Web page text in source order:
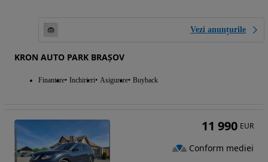
Vezi anunțurile
KRON AUTO PARK BRAȘOV
Finantare Inchirieri Asigurare Buyback
11 990 EUR
Conform mediei